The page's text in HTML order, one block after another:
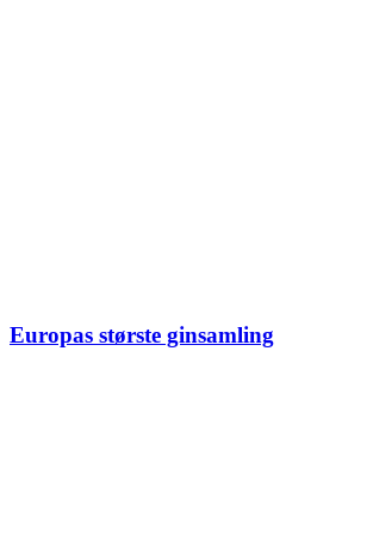
Europas største ginsamling